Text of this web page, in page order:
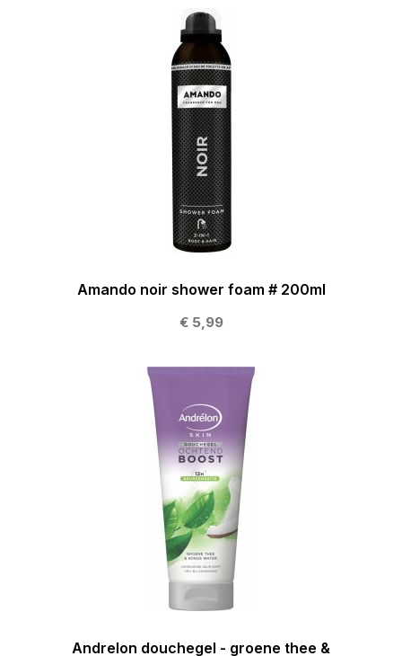
Amando noir shower foam # 200ml
€ 5,99
Andrelon douchegel - groene thee &